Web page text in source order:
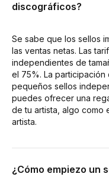
discográficos?
Se sabe que los sellos
las ventas netas. Las
independientes de
el 75%. La participación
pequeños sellos
puedes ofrecer una
de tu artista, algo como
artista.
¿Cómo empiezo un